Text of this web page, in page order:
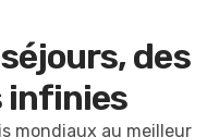
des
infinies
mondiaux au meilleur